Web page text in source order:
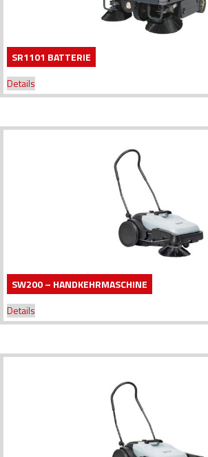
SR1101 BATTERIE
Details
SW200 – HANDKEHRMASCHINE
Details